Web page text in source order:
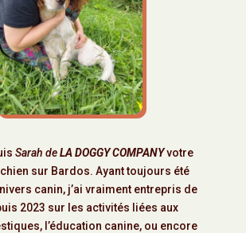
Sarah deLA DOGGY COMPANYvotre
sur Bardos. Ayant toujours été
canin, j’ai vraiment entrepris de
2023 sur les activités liées aux
l’éducation canine, ou encore